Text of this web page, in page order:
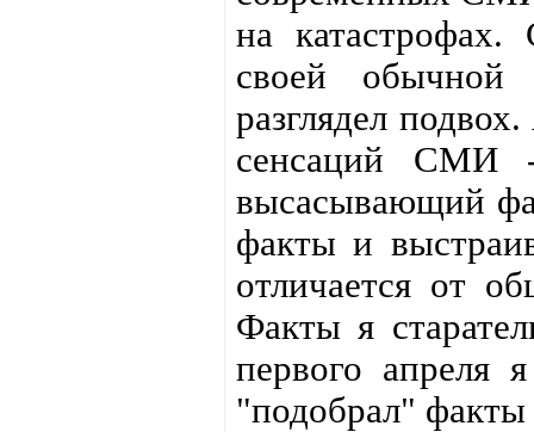
на
своей обычной
разглядел
сенсаций СМИ
высасывающий
факты и
отличается от
Факты я
первого апреля
"подобрал" факты